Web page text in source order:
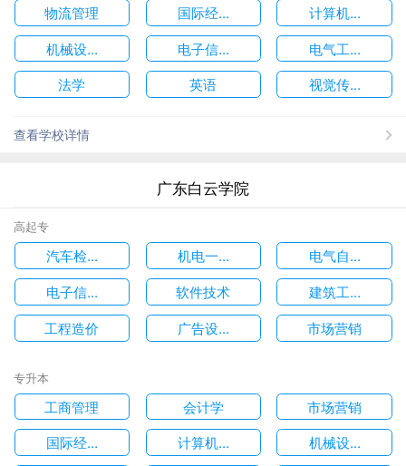
物流管理 国际经...
计算机...
机械设...
电子信...
电气工...
法学
英语 视觉传...
查看学校详情
广东白云学院
高起专
汽车检... 机电一...
电气自...
电子信...
软件技术
建筑工...
工程造价
广告设... 市场营销
专升本
工商管理 会计学
市场营销
国际经...
计算机...
机械设...